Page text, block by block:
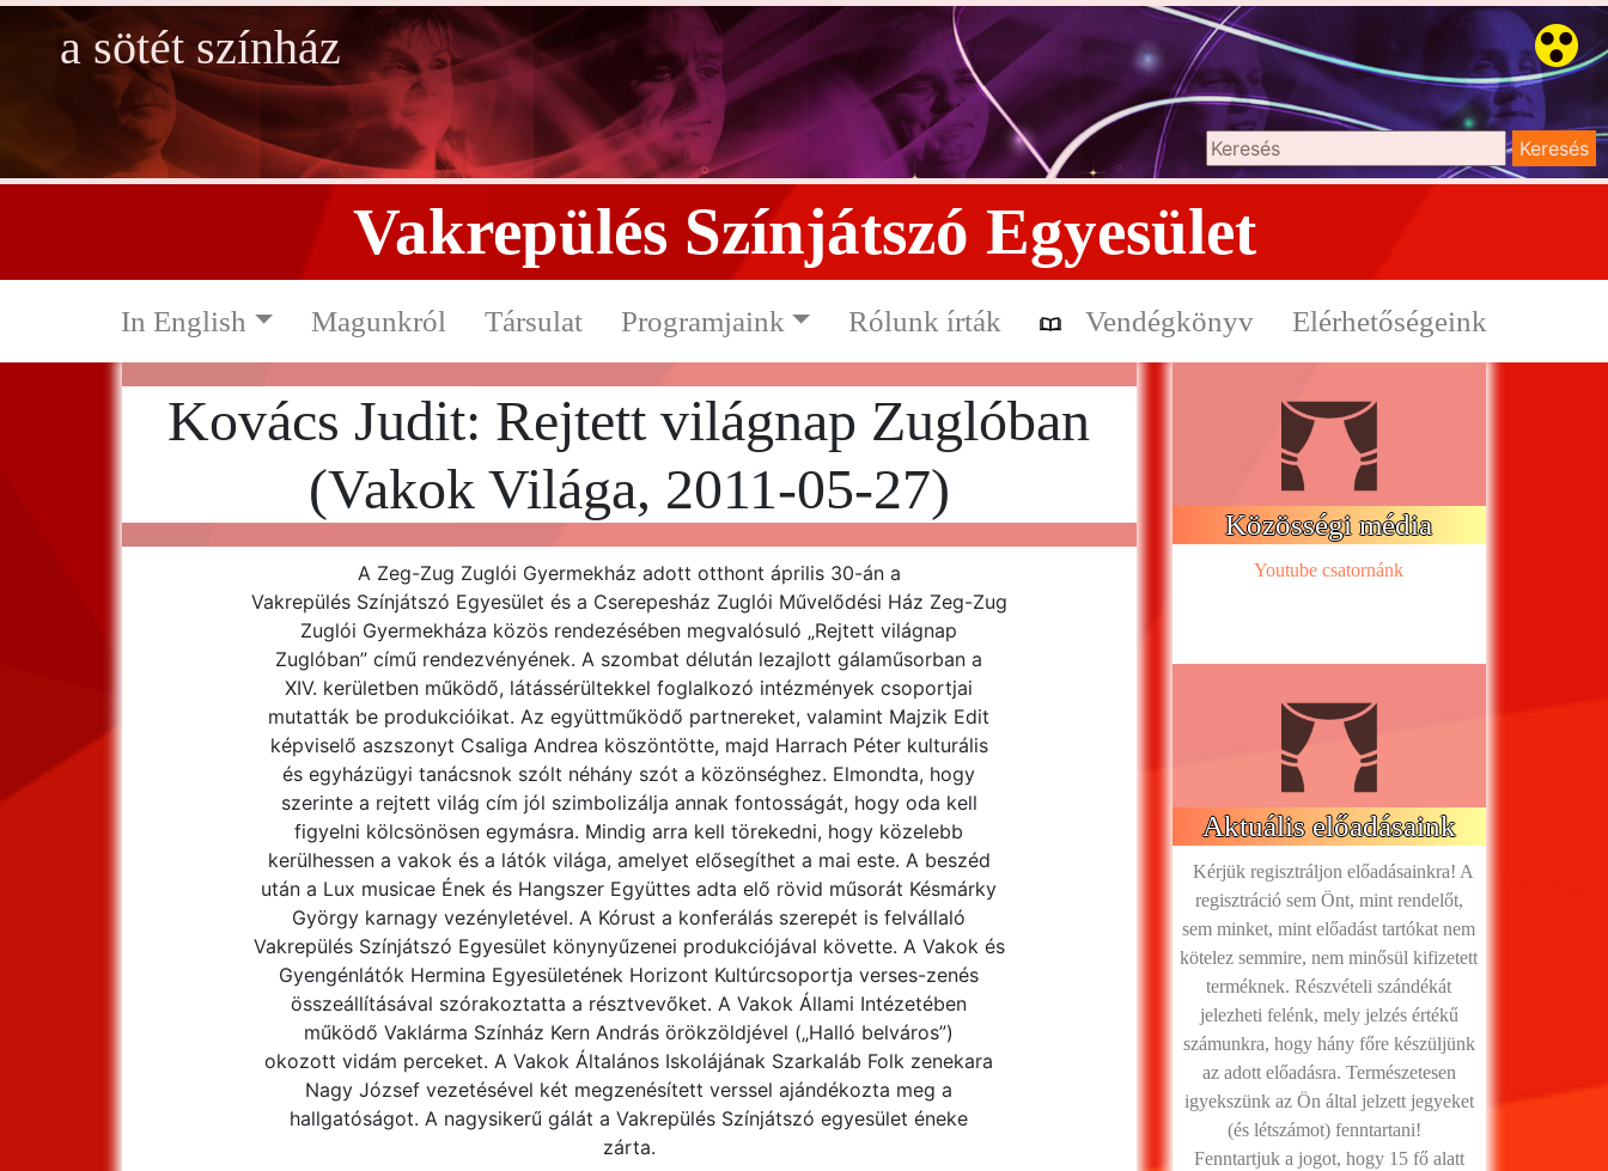
a sötét színház
Vakrepülés Színjátszó Egyesület
In English Magunkról Társulat Programjaink Rólunk írták Vendégkönyv Elérhetőségeink
Kovács Judit: Rejtett világnap Zuglóban
(Vakok Világa, 2011-05-27)
A Zeg-Zug Zuglói Gyermekház adott otthont április 30-án a
Vakrepülés Színjátszó Egyesület és a Cserepesház Zuglói Művelődési Ház Zeg-Zug
Zuglói Gyermekháza közös rendezésében megvalósuló „Rejtett világnap
Zuglóban” című rendezvényének. A szombat délután lezajlott gálaműsorban a
XIV. kerületben működő, látássérültekkel foglalkozó intézmények csoportjai
mutatták be produkcióikat. Az együttműködő partnereket, valamint Majzik Edit
képviselő aszszonyt Csaliga Andrea köszöntötte, majd Harrach Péter kulturális
és egyházügyi tanácsnok szólt néhány szót a közönséghez. Elmondta, hogy
szerinte a rejtett világ cím jól szimbolizálja annak fontosságát, hogy oda kell
figyelni kölcsönösen egymásra. Mindig arra kell törekedni, hogy közelebb
kerülhessen a vakok és a látók világa, amelyet elősegíthet a mai este. A beszéd
után a Lux musicae Ének és Hangszer Együttes adta elő rövid műsorát Késmárky
György karnagy vezényletével. A Kórust a konferálás szerepét is felvállaló
Vakrepülés Színjátszó Egyesület könynyűzenei produkciójával követte. A Vakok és
Gyengénlátók Hermina Egyesületének Horizont Kultúrcsoportja verses-zenés
összeállításával szórakoztatta a résztvevőket. A Vakok Állami Intézetében
működő Vaklárma Színház Kern András örökzöldjével („Halló belváros”)
okozott vidám perceket. A Vakok Általános Iskolájának Szarkaláb Folk zenekara
Nagy József vezetésével két megzenésített verssel ajándékozta meg a
hallgatóságot. A nagysikerű gálát a Vakrepülés Színjátszó egyesület éneke
zárta.
Közösségi média
Youtube csatornánk
Aktuális előadásaink
Kérjük regisztráljon előadásainkra! A
regisztráció sem Önt, mint rendelőt,
sem minket, mint előadást tartókat nem
kötelez semmire, nem minősül kifizetett
terméknek. Részvételi szándékát
jelezheti felénk, mely jelzés értékű
számunkra, hogy hány főre készüljünk
az adott előadásra. Természetesen
igyekszünk az Ön által jelzett jegyeket
(és létszámot) fenntartani!
Fenntartjuk a jogot, hogy 15 fő alatt